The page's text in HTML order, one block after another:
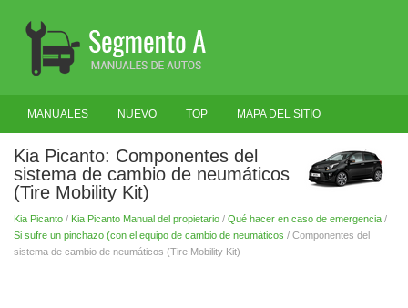
MANUALES NUEVO TOP MAPA DEL SITIO
BUSCAR
Kia Picanto: Componentes del
sistema de cambio de neumáticos
(Tire Mobility Kit)
Kia Picanto / Kia Picanto Manual del propietario / Qué hacer en caso de emergencia /
Si sufre un pinchazo (con el equipo de cambio de neumáticos / Componentes del
sistema de cambio de neumáticos (Tire Mobility Kit)